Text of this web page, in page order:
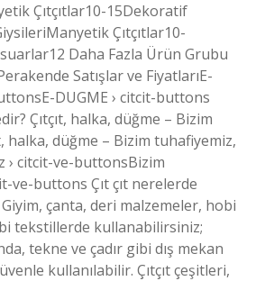
Çıtçıtlar10-15Dekoratif
Çıtçıtlar10-
Daha Fazla Ürün Grubu
Satışlar ve FiyatlarıE-
DUGME › citcit-buttons
Çıtçıt, halka, düğme – Bizim
halka, düğme – Bizim tuhafiyemiz,
› citcit-ve-buttonsBizim
ve-buttons Çıt çıt nerelerde
Giyim, çanta, deri malzemeler, hobi
tekstillerde kullanabilirsiniz;
tekne ve çadır gibi dış mekan
kullanılabilir. Çıtçıt çeşitleri,